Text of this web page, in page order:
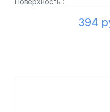
Поверхность :
394